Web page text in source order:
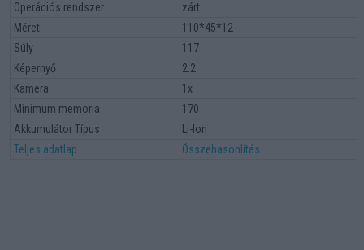
Operációs rendszer
zárt
Méret
110*45*12
Súly
117
Képernyő
2.2
Kamera
1x
Minimum memoria
170
Akkumulátor Típus
Li-Ion
Teljes adatlap
Összehasonlítás